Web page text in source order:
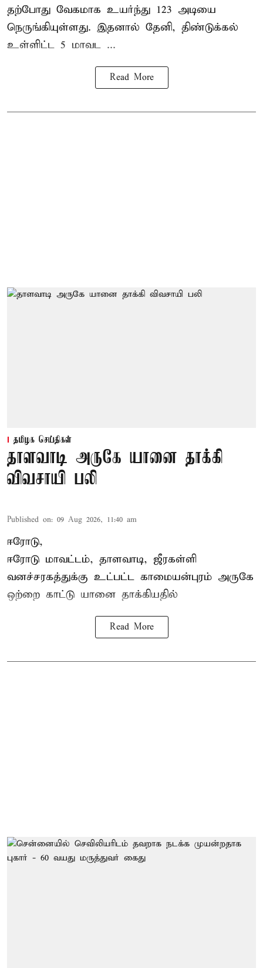
தற்போது வேகமாக உயர்ந்து 123 அடியை
நெருங்கியுள்ளது. இதனால் தேனி, திண்டுக்கல்
உள்ளிட்ட 5 மாவட ...
Read More
தமிழக செய்திகள்
தாளவாடி அருகே யானை தாக்கி
விவசாயி பலி
Published on: 09 Aug 2026, 11:40 am
ஈரோடு,
ஈரோடு மாவட்டம், தாளவாடி, ஜீரகள்ளி
வனச்சரகத்துக்கு உட்பட்ட காமையன்புரம் அருகே
ஒற்றை காட்டு யானை தாக்கியதில்
Read More